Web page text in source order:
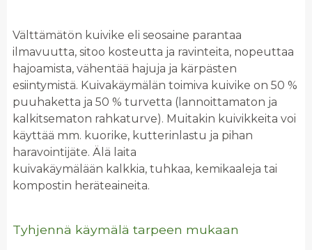
Välttämätön kuivike eli seosaine parantaa
ilmavuutta, sitoo kosteutta ja ravinteita, nopeuttaa
hajoamista, vähentää hajuja ja kärpästen
esiintymistä. Kuivakäymälän toimiva kuivike on 50 %
puuhaketta ja 50 % turvetta (lannoittamaton ja
kalkitsematon rahkaturve). Muitakin kuivikkeita voi
käyttää mm. kuorike, kutterinlastu ja pihan
haravointijäte. Älä laita
kuivakäymälään kalkkia, tuhkaa, kemikaaleja tai
kompostin heräteaineita.
Tyhjennä käymälä tarpeen mukaan